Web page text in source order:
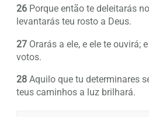
26 Porque então te deleitarás
levantarás teu rosto a Deus.
27 Orarás a ele, e ele te ouvirá;
votos.
28 Aquilo que tu determinares
teus caminhos a luz brilhará.